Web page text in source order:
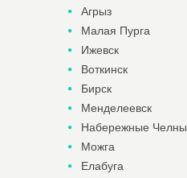
Агрыз
Малая Пурга
Ижевск
Воткинск
Бирск
Менделеевск
Набережные Челны
Можга
Елабуга